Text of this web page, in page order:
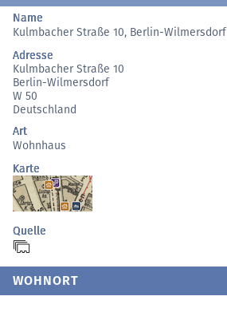
Name
Kulmbacher Straße 10, Berlin-Wilmersdorf
Adresse
Kulmbacher Straße 10
Berlin-Wilmersdorf
W 50
Deutschland
Art
Wohnhaus
Karte
Quelle
WOHNORT